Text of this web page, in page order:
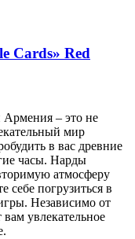
Cards» Red
Армения – это не
мир
в вас древние
часы. Нарды
атмосферу
себе погрузиться в
Независимо от
увлекательное